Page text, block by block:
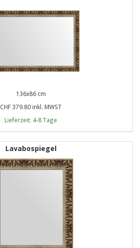
136x86 cm
CHF 379.80 inkl. MWST
Lieferzeit: 4-8 Tage
Lavabospiegel